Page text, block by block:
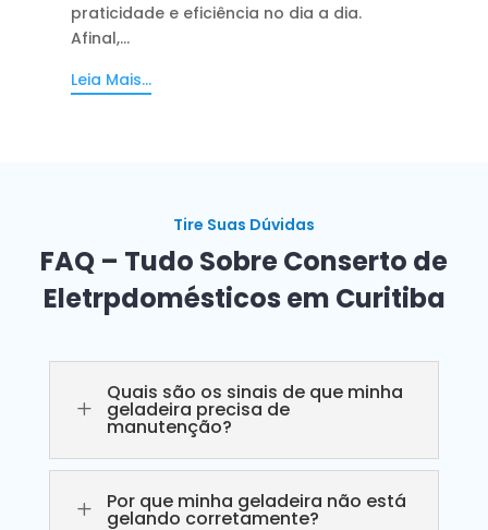
praticidade e eficiência no dia a dia.
Afinal,...
Leia Mais...
Tire Suas Dúvidas
FAQ – Tudo Sobre Conserto de
Eletrpdomésticos em Curitiba
L
Quais são os sinais de que minha
geladeira precisa de
manutenção?
L Por que minha geladeira não está
gelando corretamente?